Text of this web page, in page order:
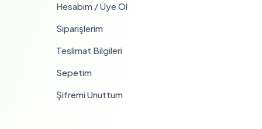
Hesabım / Üye Ol
Siparişlerim
Teslimat Bilgileri
Sepetim
Şifremi Unuttum